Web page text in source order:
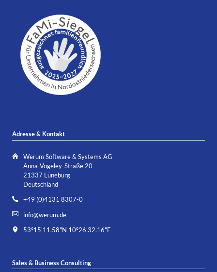
Adresse & Kontakt
Werum Software & Systems AG
Anna-Vogeley-Straße 20
21337 Lüneburg
Deutschland
+49 (0)4131 8307-0
info@werum.de
53°15'11.58"N 10°26'32.16"E
Sales & Business Consulting